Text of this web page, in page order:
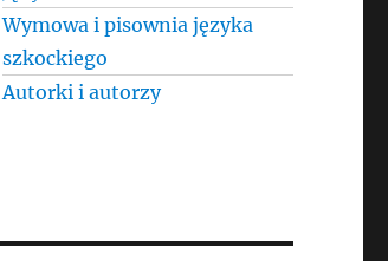
Wymowa i pisownia języka
szkockiego
Autorki i autorzy